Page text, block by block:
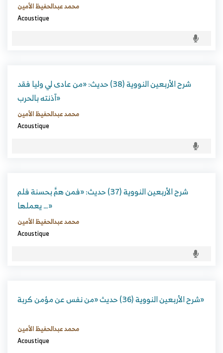
محمد عبدالحفيظ الأمين
Acoustique
شرح الأربعين النووية (38) حديث: «من عادى لي وليا فقد
آذنته بالحرب»
محمد عبدالحفيظ الأمين
Acoustique
شرح الأربعين النووية (37) حديث: «فمن همَّ بحسنة فلم
يعملها …»
محمد عبدالحفيظ الأمين
Acoustique
شرح الأربعين النووية (36) حديث «من نفس عن مؤمن كربة»
محمد عبدالحفيظ الأمين
Acoustique